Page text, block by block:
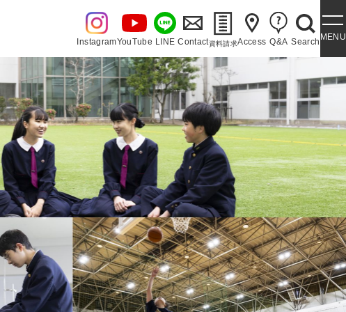
InstagramYouTube LINE Contact資料請求Access Q&A SearchMENU
あゆみ・泉ヶ丘讃歌